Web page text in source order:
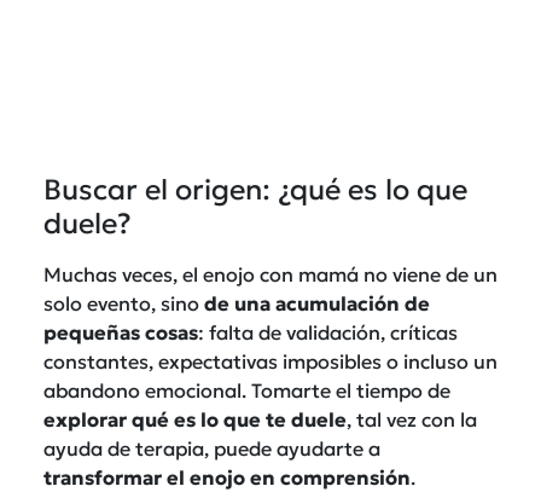
Buscar el origen: ¿qué es lo que
duele?
Muchas veces, el enojo con mamá no viene de un
solo evento, sino de una acumulación de
pequeñas cosas: falta de validación, críticas
constantes, expectativas imposibles o incluso un
abandono emocional. Tomarte el tiempo de
explorar qué es lo que te duele, tal vez con la
ayuda de terapia, puede ayudarte a
transformar el enojo en comprensión.